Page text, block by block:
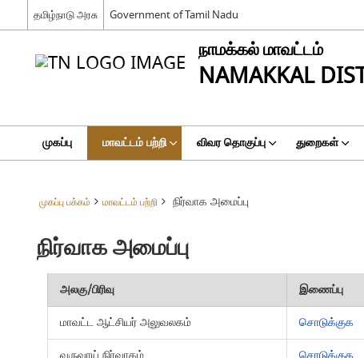
தமிழ்நாடு அரசு Government of Tamil Nadu
நாமக்கல் மாவட்டம்
NAMAKKAL
முகப்பு மாவட்டம் பற்றி விவர தொகுப்பு துறைகள்
முகப்பு பக்கம் மாவட்டம் பற்றி நிர்வாக அமைப்பு
நிர்வாக அமைப்பு
அலகு/பிரிவு
இணைப்பு
மாவட்ட ஆட்சியர் அலுவலகம்
சொடுக்குக